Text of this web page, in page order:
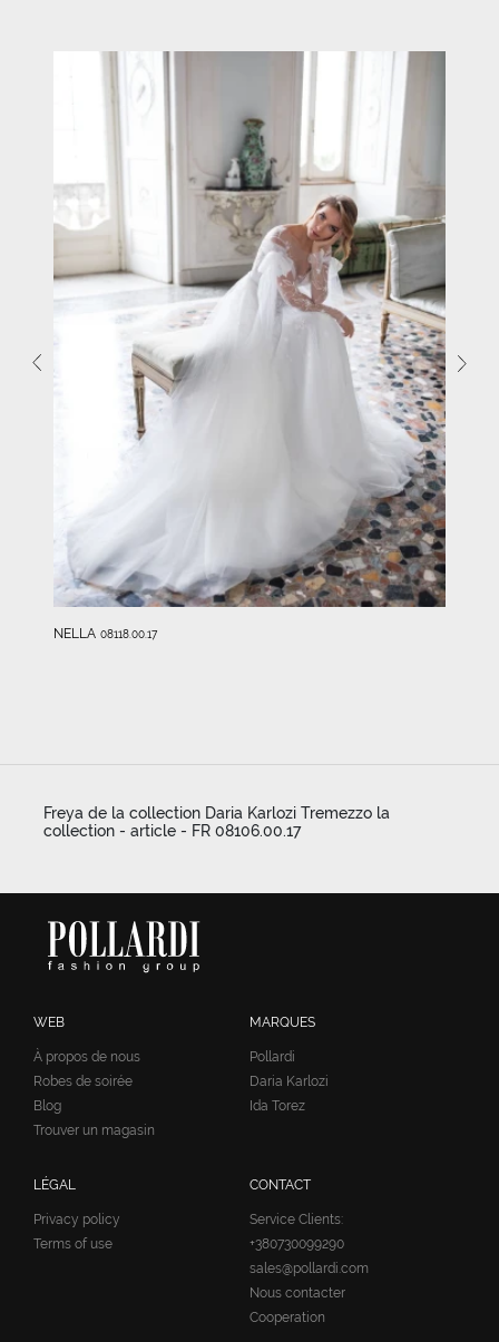
NELLA 08118.00.17
Freya de la collection Daria Karlozi Tremezzo la
collection - article - FR 08106.00.17
WEB
À propos de nous
Robes de soirée
Blog
Trouver un magasin
MARQUES
Pollardi
Daria Karlozi
Ida Torez
LÉGAL
Privacy policy
Terms of use
CONTACT
Service Clients:
+380730099290
sales@pollardi.com
Nous contacter
Cooperation